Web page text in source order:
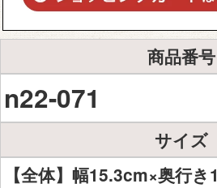
商品番号
n22-071
サイズ
【全体】幅15.3cm×奥行